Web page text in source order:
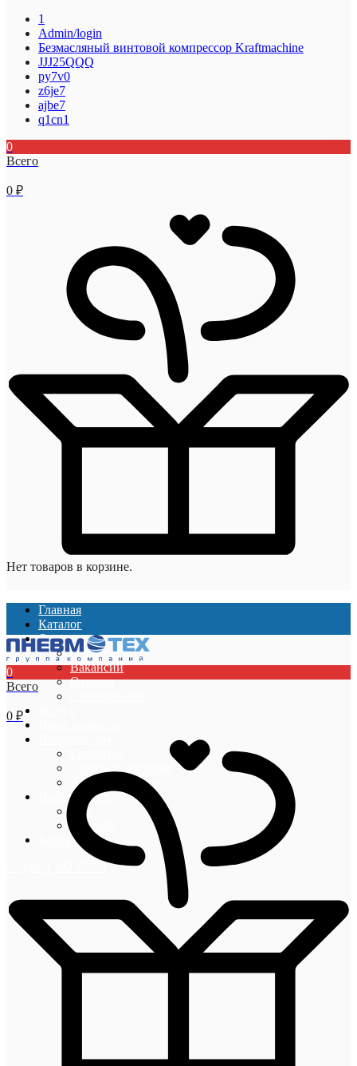
1
Admin/login
Безмасляный винтовой компрессор Kraftmaсhine
JJJ25QQQ
py7v0
z6je7
ajbe7
q1cn1
0
Всего
0 ₽
Нет товаров в корзине.
Главная
Каталог
О компании
О компании
Вакансии
Отзывы
Акции и скидки
Информация
Блог
Новости
Контакты
0
Всего
0 ₽